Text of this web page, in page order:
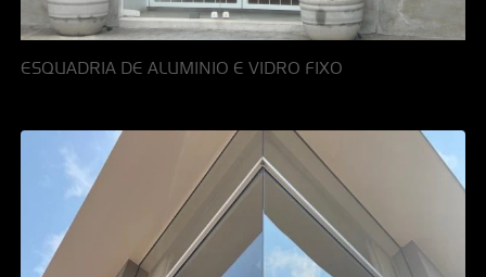
ESQUADRIA DE ALUMINIO E VIDRO FIXO